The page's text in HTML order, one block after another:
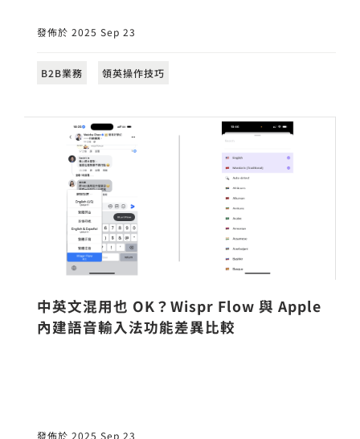
發佈於 2025 Sep 23
B2B業務 領英操作技巧
中英文混用也 OK？Wispr Flow 與 Apple
內建語音輸入法功能差異比較
發佈於 2025 Sep 23